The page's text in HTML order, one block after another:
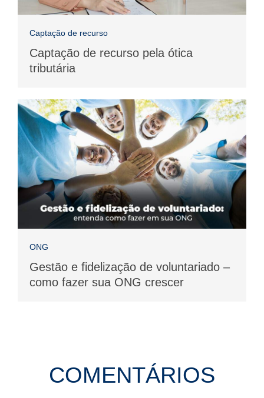
Captação de recurso
Captação de recurso pela ótica
tributária
ONG
Gestão e fidelização de voluntariado –
como fazer sua ONG crescer
COMENTÁRIOS